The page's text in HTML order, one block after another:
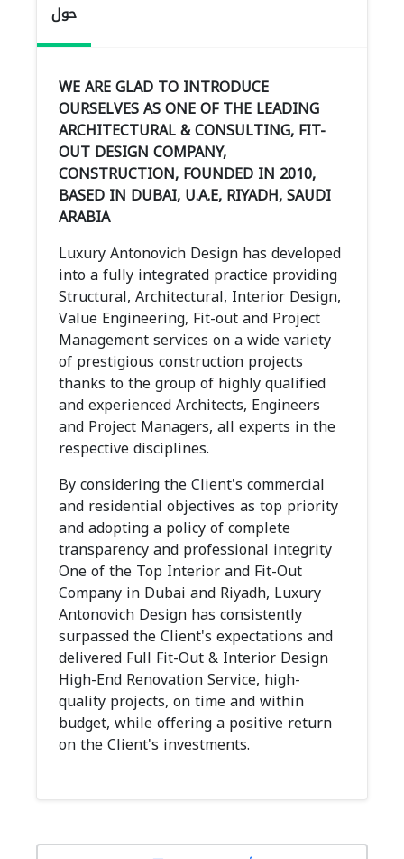
حول
WE ARE GLAD TO INTRODUCE
OURSELVES AS ONE OF THE LEADING
ARCHITECTURAL & CONSULTING, FIT-
OUT DESIGN COMPANY,
CONSTRUCTION, FOUNDED IN 2010,
BASED IN DUBAI, U.A.E, RIYADH, SAUDI
ARABIA
Luxury Antonovich Design has developed
into a fully integrated practice providing
Structural, Architectural, Interior Design,
Value Engineering, Fit-out and Project
Management services on a wide variety
of prestigious construction projects
thanks to the group of highly qualified
and experienced Architects, Engineers
and Project Managers, all experts in the
respective disciplines.
By considering the Client's commercial
and residential objectives as top priority
and adopting a policy of complete
transparency and professional integrity
One of the Top Interior and Fit-Out
Company in Dubai and Riyadh, Luxury
Antonovich Design has consistently
surpassed the Client's expectations and
delivered Full Fit-Out & Interior Design
High-End Renovation Service, high-
quality projects, on time and within
budget, while offering a positive return
on the Client's investments.